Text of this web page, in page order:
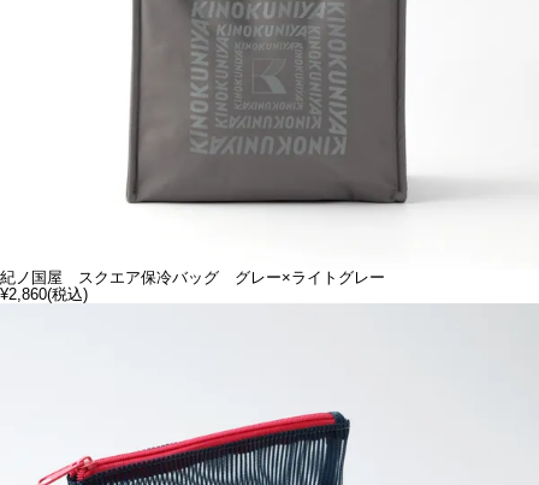
紀ノ国屋 スクエア保冷バッグ グレー×ライトグレー
¥2,860(税込)